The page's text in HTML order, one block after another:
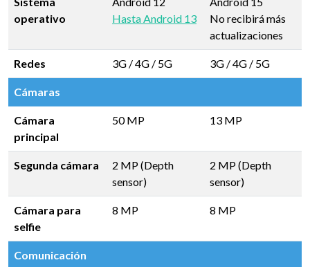
operativo
Hasta Android 13
No recibirá más
actualizaciones
Redes 3G / 4G / 5G 3G / 4G / 5G
Cámaras
Cámara
principal
50 MP 13 MP
Segunda cámara
2 MP (Depth
sensor)
2 MP (Depth
sensor)
Cámara para
selfie
8 MP 8 MP
Comunicación